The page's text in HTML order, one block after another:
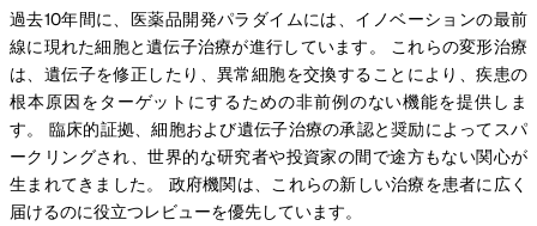
過去10年間に、医薬品開発パラダイムには、イノベーションの最前
線に現れた細胞と遺伝子治療が進行しています。 これらの変形治療
は、遺伝子を修正したり、異常細胞を交換することにより、疾患の
根本原因をターゲットにするための非前例のない機能を提供しま
す。 臨床的証拠、細胞および遺伝子治療の承認と奨励によってスパ
ークリングされ、世界的な研究者や投資家の間で途方もない関心が
生まれてきました。 政府機関は、これらの新しい治療を患者に広く
届けるのに役立つレビューを優先しています。